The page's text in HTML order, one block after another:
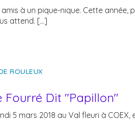
à un pique-nique. Cette année,
attend. […]
ROULEUX
Fourré Dit "Papillon"
5 mars 2018 au Val fleuri à